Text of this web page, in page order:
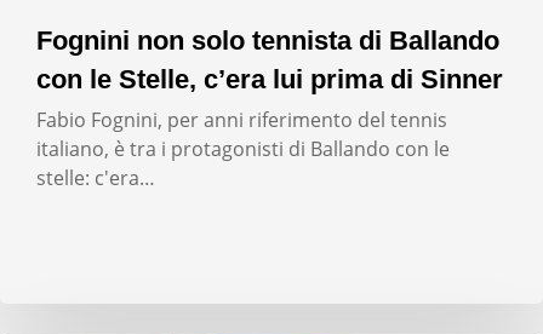
Fognini non solo tennista di Ballando
con le Stelle, c’era lui prima di Sinner
Fabio Fognini, per anni riferimento del tennis
italiano, è tra i protagonisti di Ballando con le
stelle: c'era…